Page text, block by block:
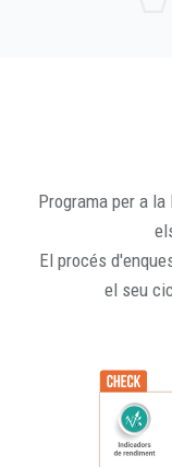
Programa per a
El procés
el seu